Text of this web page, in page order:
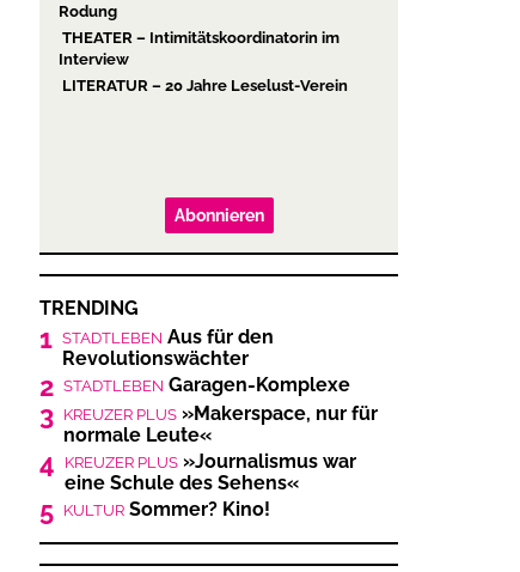
Rodung
THEATER – Intimitätskoordinatorin im
Interview
LITERATUR – 20 Jahre Leselust-Verein
Abonnieren
TRENDING
1 STADTLEBEN Aus für den
Revolutionswächter
2 STADTLEBEN Garagen-Komplexe
3 KREUZER PLUS »Makerspace, nur für
normale Leute«
4 KREUZER PLUS »Journalismus war
eine Schule des Sehens«
5 KULTUR Sommer? Kino!